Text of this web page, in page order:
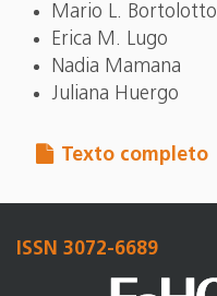
Mario L. Bortolotto
Erica M. Lugo
Nadia Mamana
Juliana Huergo
Texto completo
ISSN 3072-6689